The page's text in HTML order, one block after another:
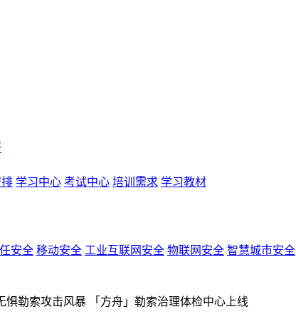
学习中心 考试中心 培训需求 学习教材
安全 移动安全 工业互联网安全 物联网安全 智慧城市安全
惧勒索攻击风暴 「方舟」勒索治理体检中心上线